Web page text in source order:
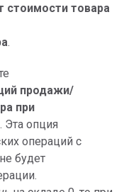
стоимости товара
.
продажи/
при
. Эта опция
операций с
будет